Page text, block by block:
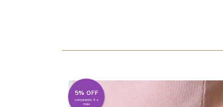
5% OFF
comprando 4 o
más